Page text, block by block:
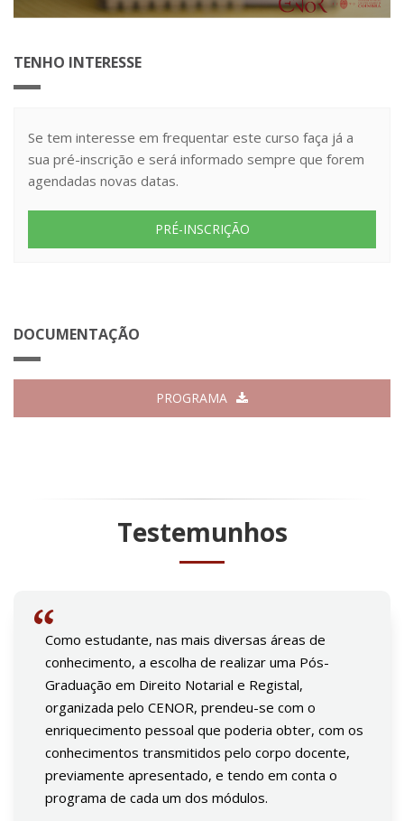
TENHO INTERESSE
Se tem interesse em frequentar este curso faça já a
sua pré-inscrição e será informado sempre que forem
agendadas novas datas.
PRÉ-INSCRIÇÃO
DOCUMENTAÇÃO
PROGRAMA
Testemunhos
Como estudante, nas mais diversas áreas de
conhecimento, a escolha de realizar uma Pós-
Graduação em Direito Notarial e Registal,
organizada pelo CENOR, prendeu-se com o
enriquecimento pessoal que poderia obter, com os
conhecimentos transmitidos pelo corpo docente,
previamente apresentado, e tendo em conta o
programa de cada um dos módulos.